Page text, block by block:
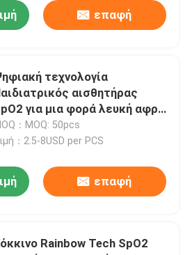
ECG
ECG
επαφή
τεχνολογία
αισθητήρας
για μια φορά λευκή αφρό
ECG1200G PM50 PM60D
：MOQ: 50pcs
：2.5-8USD per PCS
επαφή
Rainbow Tech SpO2